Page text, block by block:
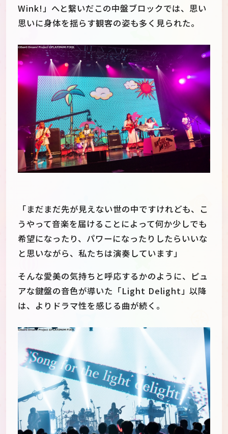
Wink!」へと繋いだこの中盤ブロックでは、思い
思いに身体を揺らす観客の姿も多く見られた。
「まだまだ先が見えない世の中ですけれども、こ
うやって音楽を届けることによって何か少しでも
希望になったり、パワーになったりしたらいいな
と思いながら、私たちは演奏しています」
そんな愛美の気持ちと呼応するかのように、ピュ
アな鍵盤の音色が導いた「Light Delight」以降
は、よりドラマ性を感じる曲が続く。